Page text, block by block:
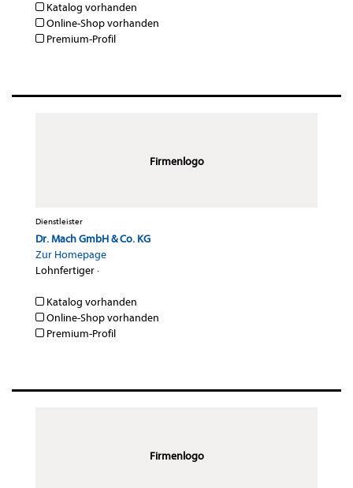
Katalog vorhanden
Online-Shop vorhanden
Premium-Profil
Firmenlogo
Dienstleister
Dr. Mach GmbH & Co. KG
Zur Homepage
Lohnfertiger·
Katalog vorhanden
Online-Shop vorhanden
Premium-Profil
Firmenlogo